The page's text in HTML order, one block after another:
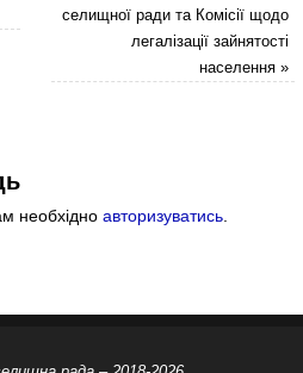
селищної ради та Комісії щодо
легалізації зайнятості
населення»
необхідноавторизуватись